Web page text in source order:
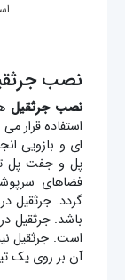
نصب
نصب جرثقیل
استفاده قرار
ای و بازویی
پل و جفت پل
فضاهای
گردد. جرثقیل
باشد. جرثقیل
است. جرثقیل
آن بر روی یک